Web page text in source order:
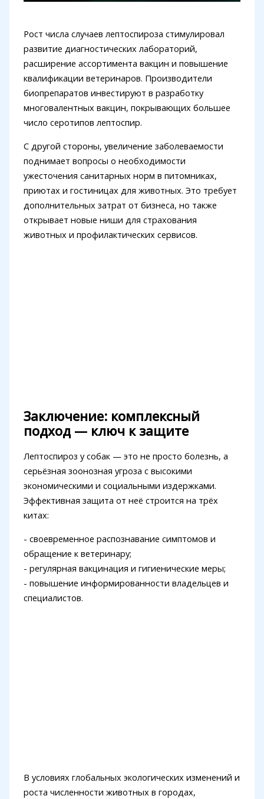
Рост числа случаев лептоспироза стимулировал
развитие диагностических лабораторий,
расширение ассортимента вакцин и повышение
квалификации ветеринаров. Производители
биопрепаратов инвестируют в разработку
многовалентных вакцин, покрывающих большее
число серотипов лептоспир.
С другой стороны, увеличение заболеваемости
поднимает вопросы о необходимости
ужесточения санитарных норм в питомниках,
приютах и гостиницах для животных. Это требует
дополнительных затрат от бизнеса, но также
открывает новые ниши для страхования
животных и профилактических сервисов.
Заключение: комплексный
подход — ключ к защите
Лептоспироз у собак — это не просто болезнь, а
серьёзная зоонозная угроза с высокими
экономическими и социальными издержками.
Эффективная защита от неё строится на трёх
китах:
- своевременное распознавание симптомов и
обращение к ветеринару;
- регулярная вакцинация и гигиенические меры;
- повышение информированности владельцев и
специалистов.
В условиях глобальных экологических изменений и
роста численности животных в городах,